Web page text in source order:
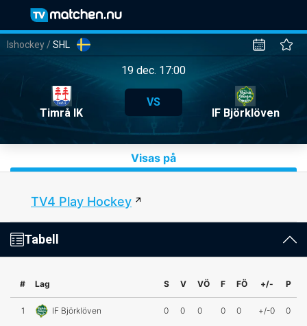
Ishockey /SHL
19 dec. 17:00
Timrå IK
VS
IF Björklöven
Visas på
TV4 Play Hockey
Tabell
# Lag S V VÖ F FÖ +/- P
1 IF Björklöven 0 0 0 0 0 +/-0 0